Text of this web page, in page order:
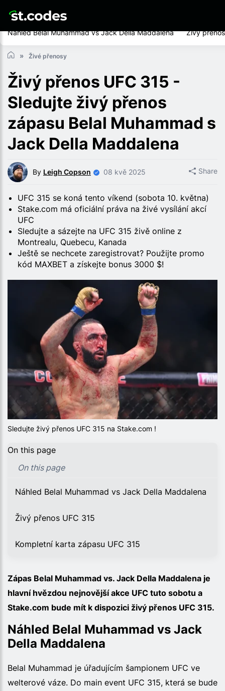
Náhled Belal Muhammad vs Jack Della Maddalena Živý
Živé přenosy
Živý přenos UFC 315 -
Sledujte živý přenos
zápasu Belal Muhammad s
Jack Della Maddalena
By Leigh Copson 08 kvě 2025 Share
UFC 315 se koná tento víkend (sobota 10. května)
Stake.com má oficiální práva na živé vysílání akcí
UFC
Sledujte a sázejte na UFC 315 živě online z
Montrealu, Quebecu, Kanada
Ještě se nechcete zaregistrovat? Použijte promo
kód MAXBET a získejte bonus 3000 $!
Sledujte živý přenos UFC 315 na Stake.com !
On this page
On this page
Náhled Belal Muhammad vs Jack Della Maddalena
Živý přenos UFC 315
Kompletní karta zápasu UFC 315
Zápas Belal Muhammad vs. Jack Della Maddalena je
hlavní hvězdou nejnovější akce UFC tuto sobotu a
Stake.com bude mít k dispozici živý přenos UFC 315.
Náhled Belal Muhammad vs Jack
Della Maddalena
Belal Muhammad je úřadujícím šampionem UFC ve
welterové váze. Do main event UFC 315, která se bude